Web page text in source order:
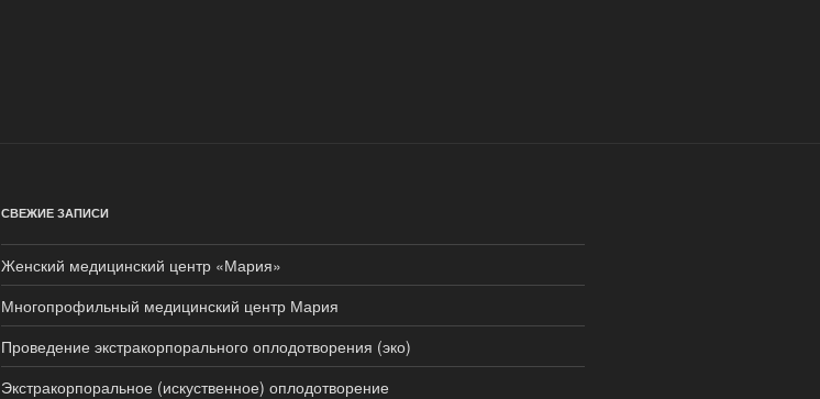
СВЕЖИЕ ЗАПИСИ
Женский медицинский центр «Мария»
Многопрофильный медицинский центр Мария
Проведение экстракорпорального оплодотворения (эко)
Экстракорпоральное (искуственное) оплодотворение